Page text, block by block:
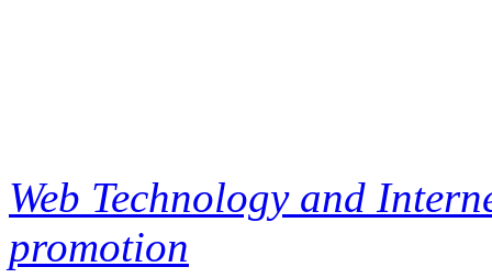
Web Technology and
promotion